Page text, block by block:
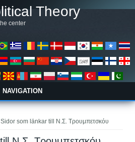
Theory
center
NAVIGATION
som länkar till Ν.Σ. Τρουμπετσκόυ